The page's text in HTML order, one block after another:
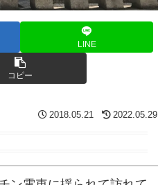
LINE
コピー
2018.05.21 2022.05.29